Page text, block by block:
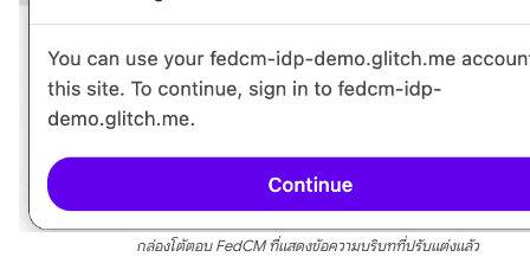
กล่องโต้ตอบ FedCM ที่แสดงข้อความบริบทที่ปรับแต่งแล้ว